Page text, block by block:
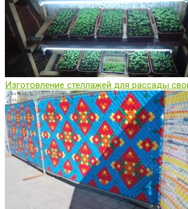
Изготовление стеллажей для рассады